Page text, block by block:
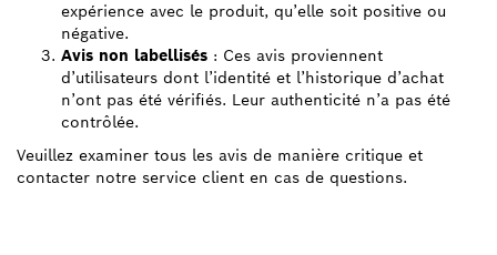
expérience avec le produit, qu’elle soit positive ou
négative.
Avis non labellisés : Ces avis proviennent
d’utilisateurs dont l’identité et l’historique d’achat
n’ont pas été vérifiés. Leur authenticité n’a pas été
contrôlée.
Veuillez examiner tous les avis de manière critique et
contacter notre service client en cas de questions.